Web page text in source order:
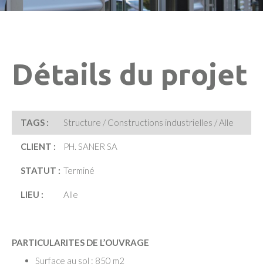
Détails du projet
TAGS : Structure / Constructions industrielles / Alle
CLIENT : PH. SANER SA
STATUT : Terminé
LIEU : Alle
PARTICULARITES DE L’OUVRAGE
Surface au sol : 850 m2